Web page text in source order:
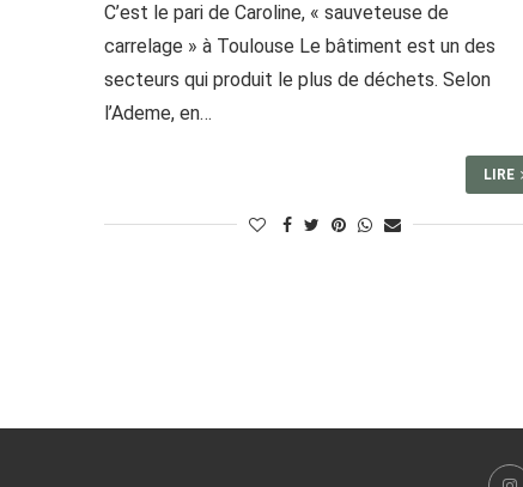
C’est le pari de Caroline, « sauveteuse de
carrelage » à Toulouse Le bâtiment est un des
secteurs qui produit le plus de déchets. Selon
l’Ademe, en…
LIRE